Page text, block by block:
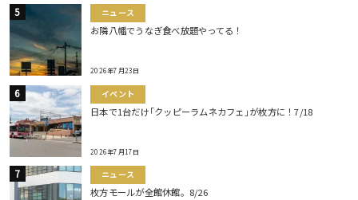
ニュース
お隣八幡でうなぎ食べ放題やってる！
2026年7月23日
イベント
日本で1台だけ｢クッピーラムネカフェ｣が枚方に！7/18
2026年7月17日
ニュース
枚方モールが全館休館。8/26